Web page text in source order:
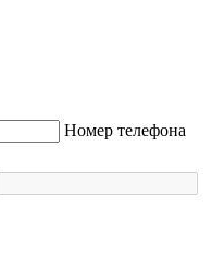
Номер телефона